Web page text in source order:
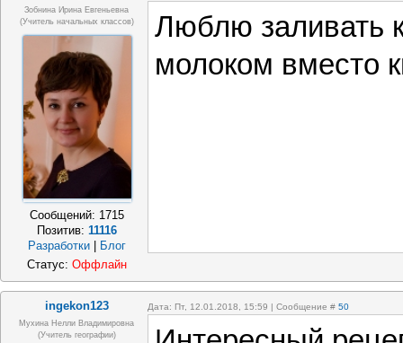
Зобнина Ирина Евгеньевна
(учитель начальных классов)
Сообщений: 1715
Позитив: 11116
Разработки
Блог
Люблю заливать
молоком вместо
Статус: Оффлайн
ingekon123 Дата: Пт, 12.01.2018, 15:59 | Сообщение # 50
Мухина Нелли Владимировна
(Учитель географии)